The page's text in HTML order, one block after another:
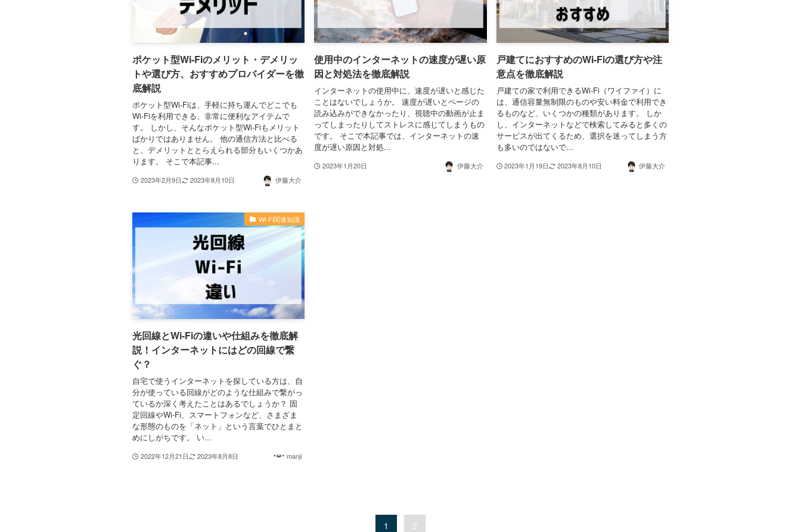
ポケット型Wi-Fiのメリット・デメリッ
トや選び方、おすすめプロバイダーを徹
底解説
ポケット型Wi-Fiは、手軽に持ち運んでどこでも
Wi-Fiを利用できる、非常に便利なアイテムで
す。 しかし、そんなポケット型Wi-Fiもメリット
ばかりではありません。 他の通信方法と比べる
と、デメリットととらえられる部分もいくつかあ
ります。 そこで本記事...
2023年2月9日 2023年8月10日 伊藤大介
使用中のインターネットの速度が遅い原
因と対処法を徹底解説
インターネットの使用中に、速度が遅いと感じた
ことはないでしょうか。 速度が遅いとページの
読み込みができなかったり、視聴中の動画が止ま
ってしまったりしてストレスに感じてしまうもの
です。 そこで本記事では、インターネットの速
度が遅い原因と対処...
2023年1月20日 伊藤大介
戸建てにおすすめのWi-Fiの選び方や注
意点を徹底解説
戸建ての家で利用できるWi-Fi（ワイファイ）に
は、通信容量無制限のものや安い料金で利用でき
るものなど、いくつかの種類があります。 しか
し、インターネットなどで検索してみると多くの
サービスが出てくるため、選択を迷ってしまう方
も多いのではないで...
2023年1月19日 2023年8月10日 伊藤大介
Wi-Fi関連知識
光回線とWi-Fiの違いや仕組みを徹底解
説！インターネットにはどの回線で繋
ぐ？
自宅で使うインターネットを探している方は、自
分が使っている回線がどのような仕組みで繋がっ
ているか深く考えたことはあるでしょうか？ 固
定回線やWi-Fi、スマートフォンなど、さまざま
な形態のものを「ネット」という言葉でひとまと
めにしがちです。 い...
2022年12月21日 2023年8月8日 manji
1 2